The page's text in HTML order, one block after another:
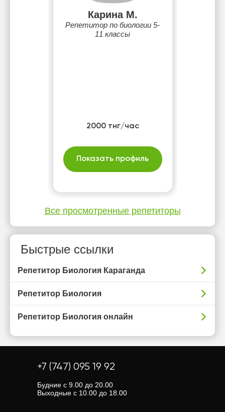
Карина М.
Репетитор по биологии 5-
11 классы
2000 тнг/час
Показать профиль
Все просмотренные репетиторы
Быстрые ссылки
Репетитор Биология Караганда
Репетитор Биология
Репетитор Биология онлайн
+7 (747) 095 19 92
Будние с 9.00 до 20.00
Выходные с 10.00 до 18.00